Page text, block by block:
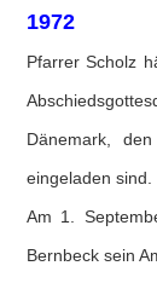
1972
Pfarrer Scholz
Dänemark,
eingeladen sind.
Am 1.
Bernbeck sein